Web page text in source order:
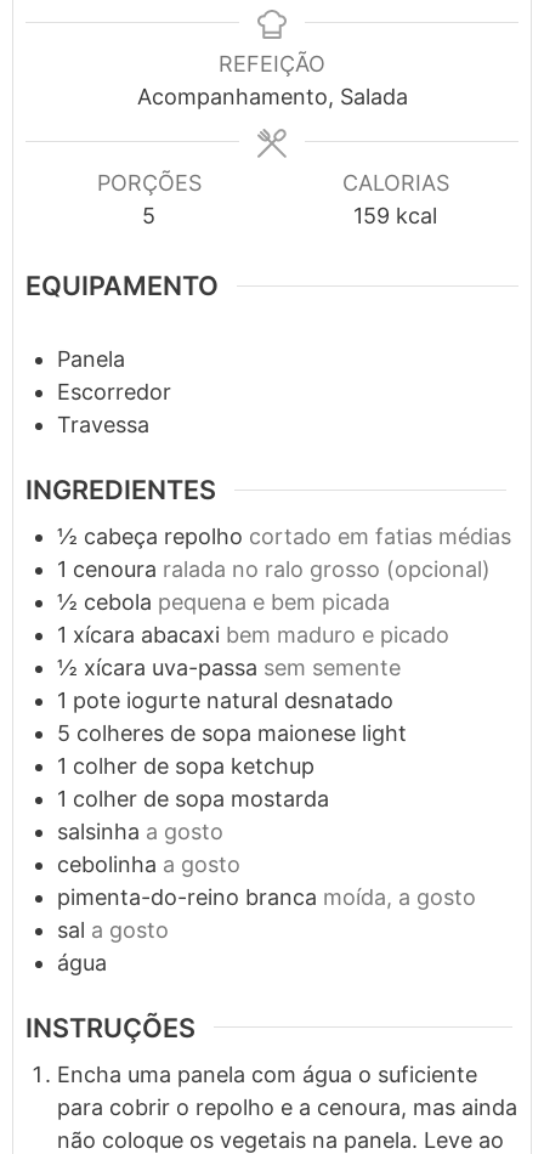
REFEIÇÃO
Acompanhamento, Salada
PORÇÕES
5
CALORIAS
159 kcal
EQUIPAMENTO
Panela
Escorredor
Travessa
INGREDIENTES
½ cabeça repolho cortado em fatias médias
1 cenoura ralada no ralo grosso (opcional)
½ cebola pequena e bem picada
1 xícara abacaxi bem maduro e picado
½ xícara uva-passa sem semente
1 pote iogurte natural desnatado
5 colheres de sopa maionese light
1 colher de sopa ketchup
1 colher de sopa mostarda
salsinha a gosto
cebolinha a gosto
pimenta-do-reino branca moída, a gosto
sal a gosto
água
INSTRUÇÕES
Encha uma panela com água o suficiente
para cobrir o repolho e a cenoura, mas ainda
não coloque os vegetais na panela. Leve ao